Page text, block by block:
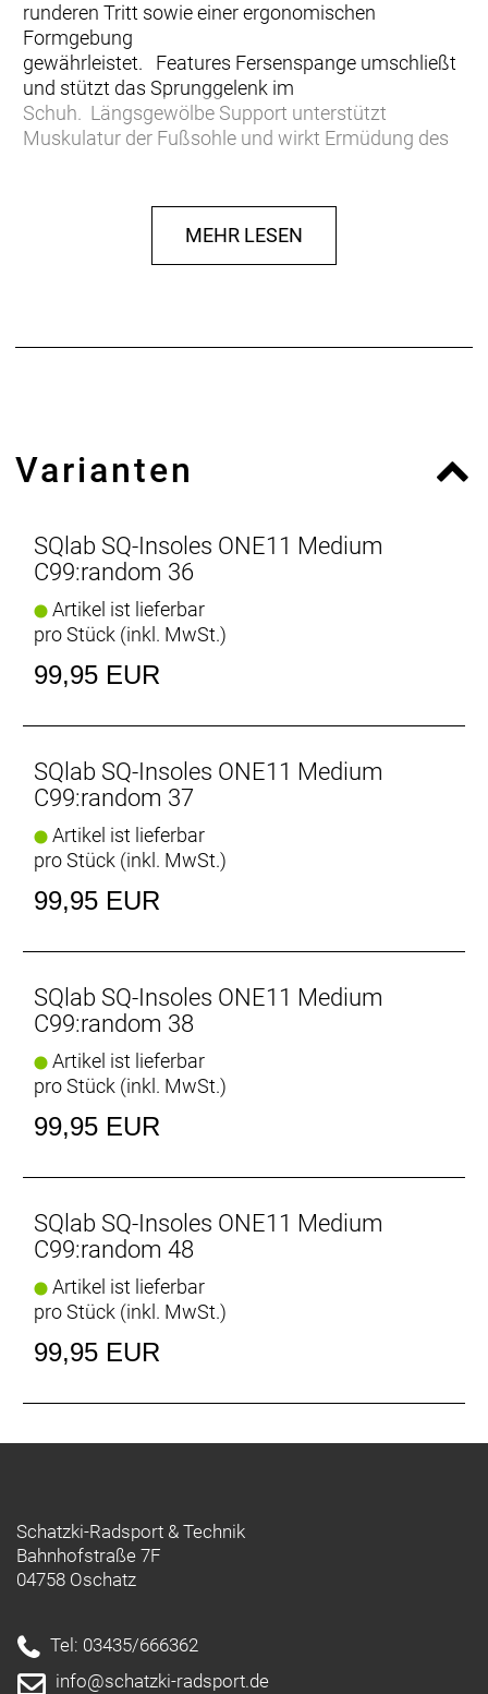
runderen Tritt sowie einer ergonomischen
Formgebung
gewährleistet. Features Fersenspange umschließt
und stützt das Sprunggelenk im
Schuh. Längsgewölbe Support unterstützt
Muskulatur der Fußsohle und wirkt Ermüdung des
Zehen. Lateraler Vorfuß Support stabilisiert den Fuß
auf dem Pedal nach außen ab. Reduziert die laterale
Kniebewegung und verbessert die
der unterschiedlichen Fußtypen (Hohl-, Senk-,
Normal-, Plattfuß) und Beinachse (Gerade-, O-, X-
MEHR LESEN
Varianten
SQlab SQ-Insoles ONE11 Medium
C99:random 36
Artikel ist lieferbar
pro Stück (inkl. MwSt.)
99,95 EUR
SQlab SQ-Insoles ONE11 Medium
C99:random 37
Artikel ist lieferbar
pro Stück (inkl. MwSt.)
99,95 EUR
SQlab SQ-Insoles ONE11 Medium
C99:random 38
Artikel ist lieferbar
pro Stück (inkl. MwSt.)
99,95 EUR
SQlab SQ-Insoles ONE11 Medium
C99:random 48
Artikel ist lieferbar
pro Stück (inkl. MwSt.)
99,95 EUR
Schatzki-Radsport & Technik
Bahnhofstraße 7F
04758 Oschatz
Tel: 03435/666362
info@schatzki-radsport.de